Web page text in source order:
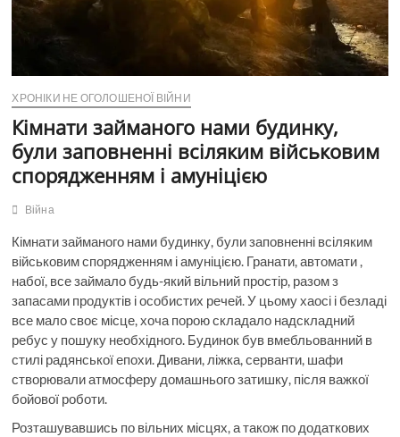
ХРОНІКИ НЕ ОГОЛОШЕНОЇ ВІЙНИ
Кімнати займаного нами будинку,
були заповненні всіляким військовим
спорядженням і амуніцією
Війна
Кімнати займаного нами будинку, були заповненні всіляким
військовим спорядженням і амуніцією. Гранати, автомати ,
набої, все займало будь-який вільний простір, разом з
запасами продуктів і особистих речей. У цьому хаосі і безладі
все мало своє місце, хоча порою складало надскладний
ребус у пошуку необхідного. Будинок був вмебльованний в
стилі радянської епохи. Дивани, ліжка, серванти, шафи
створювали атмосферу домашнього затишку, після важкої
бойової роботи.
Розташувавшись по вільних місцях, а також по додаткових